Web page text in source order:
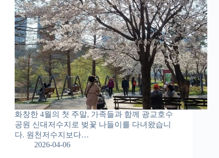
화창한 4월의 첫 주말, 가족들과 함께 광교호수
공원 신대저수지로 벚꽃 나들이를 다녀왔습니
다. 원천저수지보다…
2026-04-06